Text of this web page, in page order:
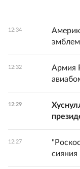
12:34
12:32
Армия
12:29
12:27